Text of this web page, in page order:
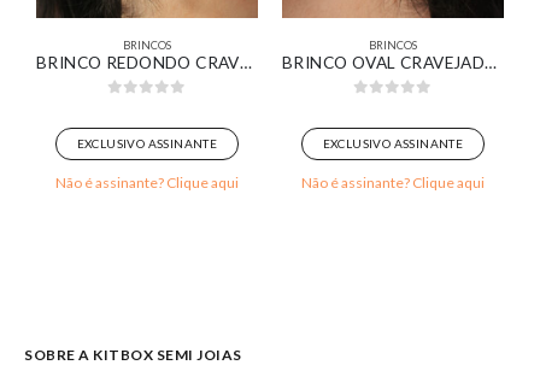
BRINCOS
BRINCO REDONDO CRAVEJADO COM ZIRCÔNIA ESMERALDA BANHADO EM OURO BRANCO
EXCLUSIVO ASSINANTE
Não é assinante? Clique aqui
BRINCOS
BRINCO OVAL CRAVEJADO BANHADO EM OURO BRANCO
EXCLUSIVO ASSINANTE
Não é assinante? Clique aqui
SOBRE A KITBOX SEMI JOIAS